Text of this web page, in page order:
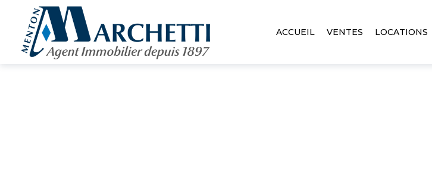
ACCUEIL VENTES LOCATIONS